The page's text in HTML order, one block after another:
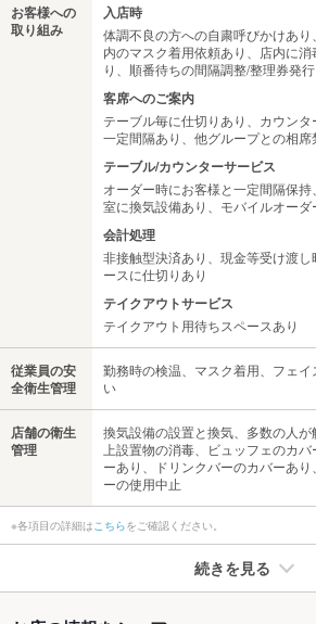
お客様への
取り組み
入店時
体調不良の方への自粛呼びかけあ
内のマスク着用依頼あり、店内に
り、順番待ちの間隔調整/整理券発
客席へのご案内
テーブル毎に仕切りあり、カウン
一定間隔あり、他グループとの相席
テーブル/カウンターサービス
オーダー時にお客様と一定間隔保
室に換気設備あり、モバイルオーダ
会計処理
非接触型決済あり、現金等受け渡
ースに仕切りあり
テイクアウトサービス
テイクアウト用待ちスペースあり
従業員の安
全衛生管理
勤務時の検温、マスク着用、フェ
い
店舗の衛生
管理
換気設備の設置と換気、多数の人
上設置物の消毒、ビュッフェのカ
ーあり、ドリンクバーのカバーあ
ーの使用中止
※各項目の詳細は こちらをご確認ください。
続きを見る